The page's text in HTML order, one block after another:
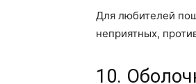
Для любителей
неприятных,
10.